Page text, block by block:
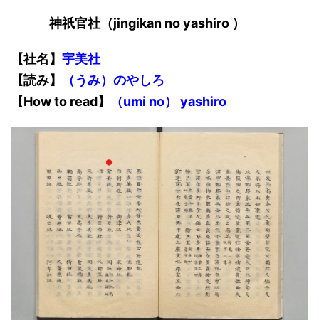
神祇官社（jingikan no yashiro ）
【社名】 宇美社
【読み】 （うみ） のやしろ
【How to read】 （umi no） yashiro